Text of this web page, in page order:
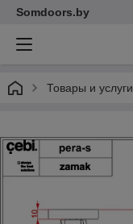
Somdoors.by
Товары и услуги